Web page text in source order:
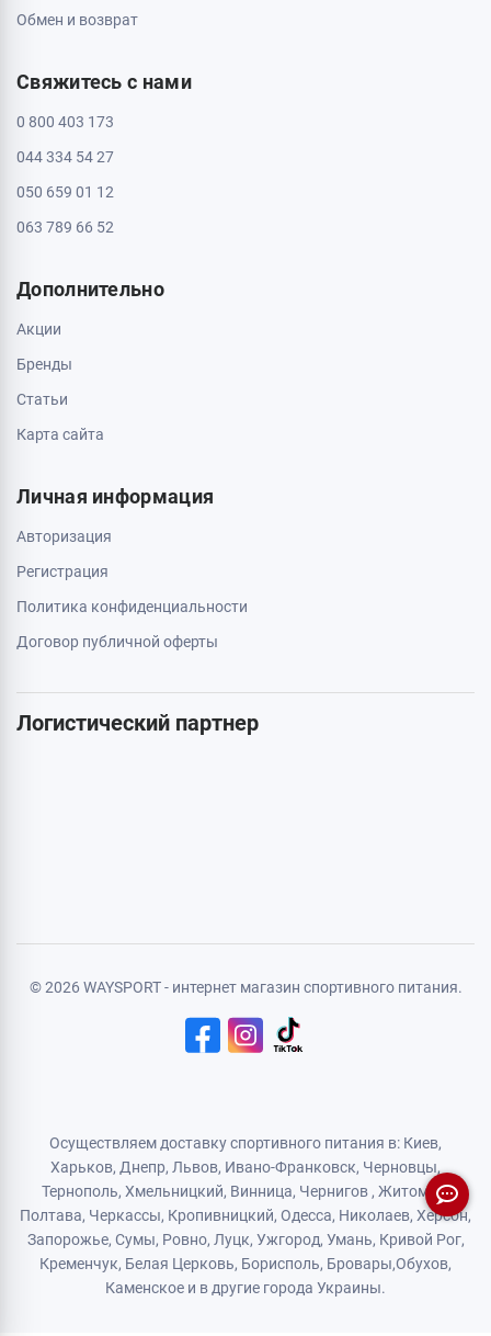
ТРЦ Депот, 2 этаж
Черкассы, 18005, бул. Шевченка, 195
Информация
Контакты
Доставка и оплата
Обмен и возврат
Свяжитесь с нами
0 800 403 173
044 334 54 27
063 789 66 52
Дополнительно
Акции
Бренды
Карта сайта
Логистический партнер
© 2026 WAYSPORT - интернет магазин спортивного питания.